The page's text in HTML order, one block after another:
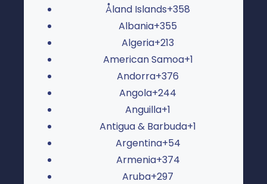
Åland Islands+358
Albania+355
Algeria+213
American Samoa+1
Andorra+376
Angola+244
Anguilla+1
Antigua & Barbuda+1
Argentina+54
Armenia+374
Aruba+297